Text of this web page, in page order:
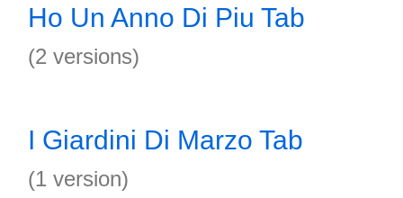
Ho Un Anno Di Piu Tab
(2 versions)
I Giardini Di Marzo Tab
(1 version)